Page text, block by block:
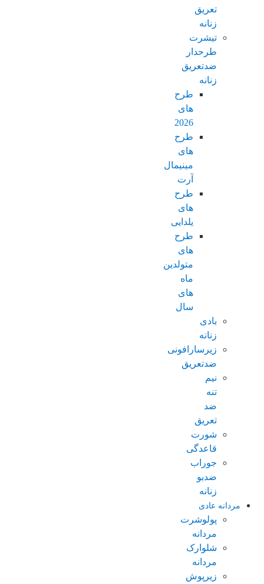
تعریق
زنانه
تیشرت
طرحدار
ضدتعریق
زنانه
طرح
های
2026
طرح
های
مینیمال
آرت
طرح
های
یلدایی
طرح
های
متولدین
ماه
های
سال
بادی
زنانه
زیرسارافونی
ضدتعریق
نیم
تنه
ضد
تعریق
شورت
قاعدگی
جوراب
ضدبو
زنانه
مردانه عادی
پولوشرت
مردانه
شلوارک
مردانه
زیرپوش